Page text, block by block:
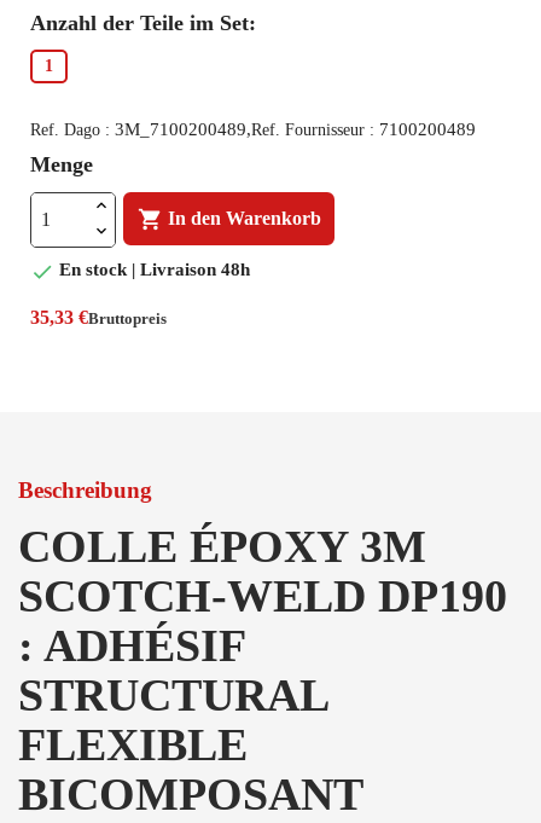
Anzahl der Teile im Set:
1
Ref. Dago : 3M_7100200489,Ref. Fournisseur : 7100200489
Menge
 In den Warenkorb
 En stock | Livraison 48h
35,33 €Bruttopreis
Beschreibung
COLLE ÉPOXY 3M
SCOTCH-WELD DP190
: ADHÉSIF
STRUCTURAL
FLEXIBLE
BICOMPOSANT